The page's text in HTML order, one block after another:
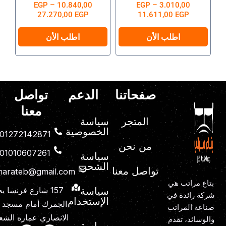
3.010,00
EGP –
11.611,00 EGP
اطلب الأن
صفحة
المنتج
10.840,00
EGP –
27.270,00 EGP
اطلب الأن
صفحة
المنتج
بتاع مراتب هي
شركة رائدة في
صناعة المراتب
والوسائد، تقدم
صفحاتنا
المتجر
من نحن
تواصل معنا
الدعم
سياسة
الخصوصية
سياسة
الشحن
سياسة
الإستخدام
تواصل
معنا
01010607261
157 شارع فرنسا
الجمرك أمام
الانصاري عماره